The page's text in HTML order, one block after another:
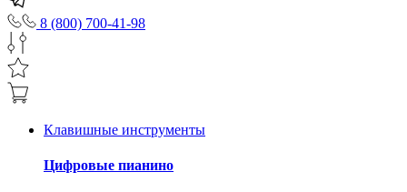
8 (800) 700-41-98
Клавишные инструменты
Цифровые пианино